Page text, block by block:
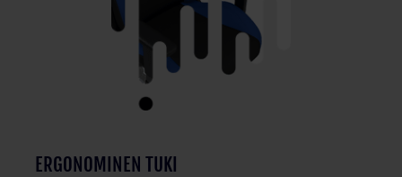
ERGONOMINEN TUKI